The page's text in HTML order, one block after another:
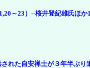
～23）--桜井登紀雄氏ほか
れた自安禅士が３年半ぶり